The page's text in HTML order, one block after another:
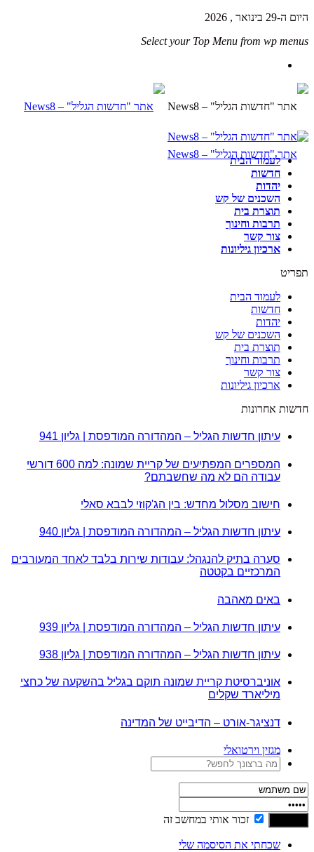
היום ה-29 בינואר , 2026
Select your Top Menu from wp menus
לעמוד הבית
חדשות
יהדות
השכנים של קש
תוצרת בית
תרבות וחינוך
צור קשר
ארכיון גיליונות
תפריט
לעמוד הבית
חדשות
יהדות
השכנים של קש
תוצרת בית
תרבות וחינוך
צור קשר
ארכיון גיליונות
חדשות אחרונות
עיתון חדשות הגליל – המהדורה המודפסת | גליון 941
המספרים המפתיעים של קריית שמונה: למה 600 דורשי
עבודה הם לא מה שחשבתם?
חישוב מסלול מחדש: בין הג'קוזי לבבא סאלי
עיתון חדשות הגליל – המהדורה המודפסת | גליון 940
סערה בתיק להנגהל: עבודות שירות בלבד לאחד המעורבים
המרכזיים בקטטה
באים מאהבה
עיתון חדשות הגליל – המהדורה המודפסת | גליון 939
עיתון חדשות הגליל – המהדורה המודפסת | גליון 938
אוניברסיטת קריית שמונה תוקם בגליל בהשקעה של כחצי
מיליארד שקלים
דנציגר-אורט – הדיבייט של המדינה
מגזין וירטואלי
זכור אותי במחשב זה
שכחתי את הסיסמה שלי